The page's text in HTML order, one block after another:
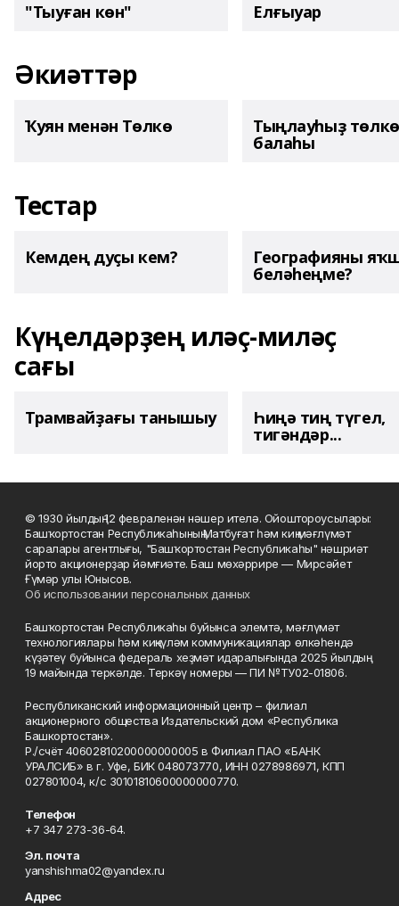
"Тыуған көн" Елғыуар
Әкиәттәр
Ҡуян менән Төлкө Тыңлауһыҙ төлкө
балаһы
Тестар
Кемдең дуҫы кем? Географияны
беләһеңме?
Күңелдәрҙең иләҫ-миләҫ
сағы
Трамвайҙағы танышыу Һиңә тиң түгел,
тигәндәр...
© 1930 йылдың 12 февраленән нәшер ителә. Ойоштороусылары:
Башҡортостан Республикаһының Матбуғат һәм киң мәғлүмәт
саралары агентлығы, "Башҡортостан Республикаһы" нәшриәт
йорто акционерҙар йәмғиәте. Баш мөхәррире — Мирсәйет
Ғүмәр улы Юнысов.
Об использовании персональных данных
Башҡортостан Республикаһы буйынса элемтә, мәғлүмәт
технологиялары һәм киңкүләм коммуникациялар өлкәһендә
күҙәтеү буйынса федераль хеҙмәт идаралығында 2025 йылдың
19 майында теркәлде. Теркәү номеры — ПИ №ТУ02-01806.
Республиканский информационный центр – филиал
акционерного общества Издательский дом «Республика
Башкортостан».
Р./счёт 40602810200000000005 в Филиал ПАО «БАНК
УРАЛСИБ» в г. Уфе, БИК 048073770, ИНН 0278986971, КПП
027801004, к/с 30101810600000000770.
Телефон
+7 347 273-36-64.
Эл. почта
yanshishma02@yandex.ru
Адрес